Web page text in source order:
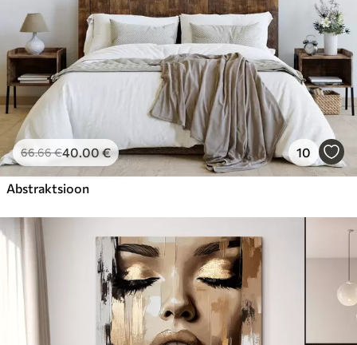
66.66€40.00€ 10
Abstraktsioon